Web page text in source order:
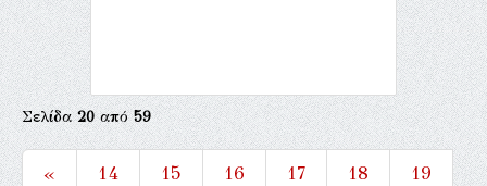
Σελίδα20από59
« 14 15 16 17 18
19